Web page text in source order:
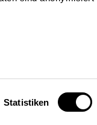
Statistiken